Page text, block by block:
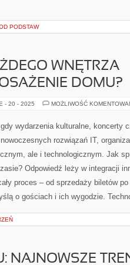
PODSTAW
WNĘTRZA
DOMU?
- 20 - 2025 MOŻLIWOŚĆ
wydarzenia kulturalne, koncerty
rozwiązań IT,
ale i technologicznym. Jak
Odpowiedź leży w integracji
proces – od sprzedaży biletów
o gościach i ich wygodzie.
NAJNOWSZE